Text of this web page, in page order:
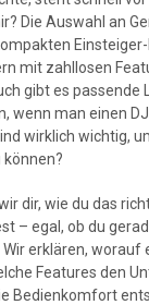
Die Auswahl an
mit zahllosen
gibt es passende
wenn man einen
wirklich wichtig,
dir, wie du das
– egal, ob du
erklären, worauf
Features den
Bedienkomfort